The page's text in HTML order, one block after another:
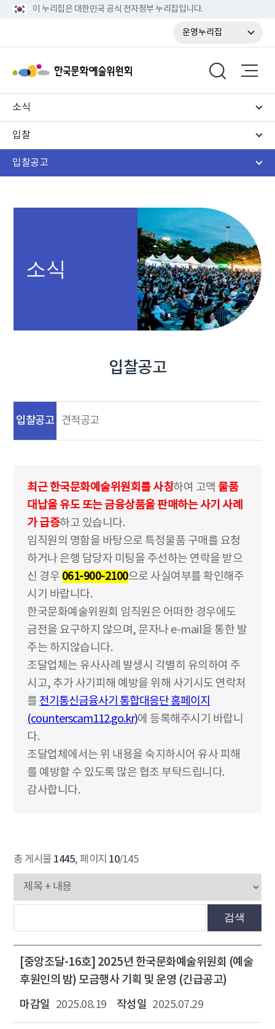
이 누리집은 대한민국 공식 전자정부 누리집입니다.
운영누리집
소식
입찰
입찰공고
소식
입찰공고
입찰공고 견적공고
최근 한국문화예술위원회를 사칭하여 고액 물품
대납을 유도 또는 금융상품을 판매하는 사기 사례
가 급증하고 있습니다.
임직원의 명함을 바탕으로 특정물품 구매를 요청
하거나 은행 담당자 미팅을 주선하는 연락을 받으
신 경우 061-900-2100으로 사실여부를 확인해주
시기 바랍니다.
한국문화예술위원회 임직원은 어떠한 경우에도
금전을 요구하지 않으며, 문자나 e-mail을 통한 발
주는 하지않습니다.
조달업체는 유사사례 발생시 각별히 유의하여 주
시고, 추가 사기피해 예방을 위해 사기시도 연락처
를 전기통신금융사기 통합대응단 홈페이지
(counterscam112.go.kr)에 등록해주시기 바랍니
다.
조달업체에서는 위 내용을 숙지하시어 유사 피해
를 예방할 수 있도록 많은 협조 부탁드립니다.
감사합니다.
총 게시물 1445, 페이지 10/145
검색
[중앙조달-16호] 2025년 한국문화예술위원회 (예술
후원인의 밤) 모금행사 기획 및 운영 (긴급공고)
2025.08.19 2025.07.29